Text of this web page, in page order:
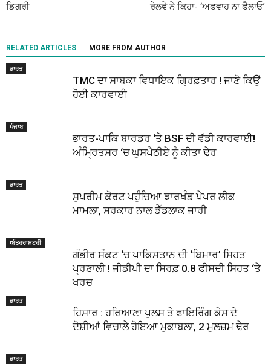
ਡਿਗਰੀ
ਰੇਲਵੇ ਨੇ ਕਿਹਾ- ‘ਅਫਵਾਹ ਨਾ ਫੈਲਾਓ’
RELATED ARTICLES MORE FROM AUTHOR
ਭਾਰਤ
TMC ਦਾ ਸਾਬਕਾ ਵਿਧਾਇਕ ਗ੍ਰਿਫ਼ਤਾਰ ! ਜਾਣੋ ਕਿਉਂ
ਹੋਈ ਕਾਰਵਾਈ
ਪੰਜਾਬ
ਭਾਰਤ-ਪਾਕਿ ਬਾਰਡਰ ‘ਤੇ BSF ਦੀ ਵੱਡੀ ਕਾਰਵਾਈ!
ਅੰਮ੍ਰਿਤਸਰ ‘ਚ ਘੁਸਪੈਠੀਏ ਨੂੰ ਕੀਤਾ ਢੇਰ
ਭਾਰਤ
ਸੁਪਰੀਮ ਕੋਰਟ ਪਹੁੰਚਿਆ ਝਾਰਖੰਡ ਪੇਪਰ ਲੀਕ
ਮਾਮਲਾ, ਸਰਕਾਰ ਨਾਲ ਡੈੱਡਲਾਕ ਜਾਰੀ
ਅੰਤਰਰਾਸ਼ਟਰੀ
ਗੰਭੀਰ ਸੰਕਟ ‘ਚ ਪਾਕਿਸਤਾਨ ਦੀ ‘ਬਿਮਾਰ’ ਸਿਹਤ
ਪ੍ਰਣਾਲੀ ! ਜੀਡੀਪੀ ਦਾ ਸਿਰਫ਼ 0.8 ਫੀਸਦੀ ਸਿਹਤ ‘ਤੇ
ਖਰਚ
ਭਾਰਤ
ਹਿਸਾਰ : ਹਰਿਆਣਾ ਪੁਲਸ ਤੇ ਫਾਇਰਿੰਗ ਕੇਸ ਦੇ
ਦੋਸ਼ੀਆਂ ਵਿਚਾਲੇ ਹੋਇਆ ਮੁਕਾਬਲਾ, 2 ਮੁਲਜ਼ਮ ਢੇਰ
ਭਾਰਤ